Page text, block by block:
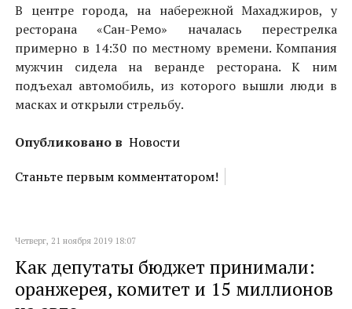
В центре города, на набережной Махаджиров, у
ресторана «Сан-Ремо» началась перестрелка
примерно в 14:30 по местному времени. Компания
мужчин сидела на веранде ресторана. К ним
подъехал автомобиль, из которого вышли люди в
масках и открыли стрельбу.
Опубликовано в Новости
Станьте первым комментатором!
Четверг, 21 ноября 2019 18:07
Как депутаты бюджет принимали:
оранжерея, комитет и 15 миллионов